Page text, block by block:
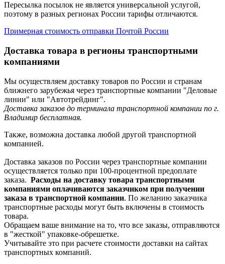
Пересылка посылок не является универсальной услугой,
поэтому в разных регионах России тарифы отличаются.
Примерная стоимость отправки Почтой России
Доставка товара в регионы транспортными
компаниями
Мы осуществляем доставку товаров по России и странам
ближнего зарубежья через транспортные компании "Деловые
линии" или "Автотрейдинг".
Доставка заказов до терминала транспортной компании по г.
Владимир бесплатная.
Также, возможна доставка любой другой транспортной
компанией.
Доставка заказов по России через транспортные компании
осуществляется только при 100-процентной предоплате
заказа. Расходы на доставку товара транспортными
компаниями оплачиваются заказчиком при получении
заказа в транспортной компании. По желанию заказчика
транспортные расходы могут быть включены в стоимость
товара.
Обращаем ваше внимание на то, что все заказы, отправляются
в "жесткой" упаковке-обрешетке.
Учитывайте это при расчете стоимости доставки на сайтах
транспортных компаний.